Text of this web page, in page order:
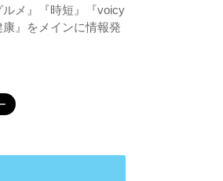
メ』『時短』『voicy
』をメインに情報発